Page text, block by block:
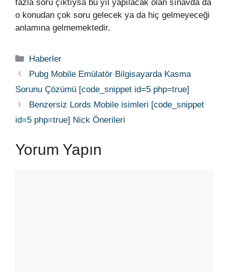
fazla soru çıktıysa bu yıl yapılacak olan sınavda da
o konudan çok soru gelecek ya da hiç gelmeyeceği
anlamına gelmemektedir.
Kategoriler
Haberler
Pubg Mobile Emülatör Bilgisayarda Kasma
Sorunu Çözümü [code_snippet id=5 php=true]
Benzersiz Lords Mobile isimleri [code_snippet
id=5 php=true] Nick Önerileri
Yorum Yapın